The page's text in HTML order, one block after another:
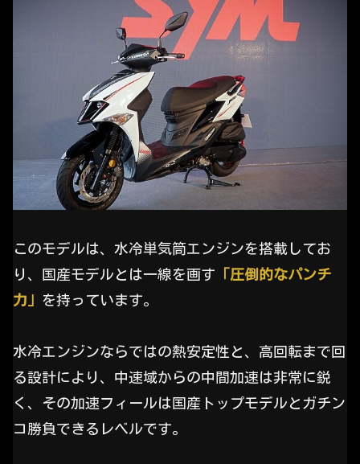
このモデルは、水冷単気筒エンジンを搭載してお
り、国産モデルとは一線を画す 「圧倒的なパンチ
力」 を持っています。
水冷エンジンならではの熱安定性と、高回転まで回
る設計により、中速域からの中間加速は非常に鋭
く、その加速フィールは国産トップモデルとガチン
コ勝負できるレベルです。